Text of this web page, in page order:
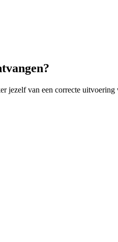
jezelf van een correcte